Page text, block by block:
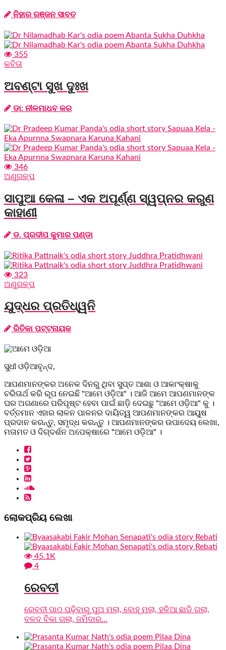
ନିହାର ରଞ୍ଜନ ସାବତ
355
କବିତା
ଅବଣ୍ଟା ସୁଖ ଦୁଃଖ
ଡା: ନୀଳମାଧବ କର
346
ଅଣୁଗଳ୍ପ
ସାପୁଆ କେଳା – ଏକ ଅପୂର୍ଣ୍ଣ ସ୍ୱପ୍ନର କରୁଣ
କାହାଣୀ
ଡ. ପ୍ରଦୀପ କୁମାର ପଣ୍ଡା
323
ଅଣୁଗଳ୍ପ
ଯୁଦ୍ଧର ପ୍ରତିଧ୍ୱନି
ରିତିକା ପଟ୍ଟନାୟକ
ସୁଧୀ ଓଡ଼ିଆବୃନ୍ଦ,
ଆପଣମାନଙ୍କର ଅନେକ ଦିନରୁ ଥିବା ସୁପ୍ତ ଆଶା ଓ ଆକାଂକ୍ଷାକୁ
ଚରିତାର୍ଥ କରି ରୂପ ନେଇଛି "ଆମେ ଓଡ଼ିଆ" । ଆଜି ଆମେ ଆପଣମାନଙ୍କ
ଘର ଅଗଣାରେ ପରିପୃଷ୍ଟ ହେବା ପାଇଁ ଛାଡ଼ି ଦେଇଛୁ "ଆମେ ଓଡ଼ିଆ" କୁ ।
ବର୍ତ୍ତମାନ ଏହାର ଲାଳନ ପାଳନର ଦାୟିତ୍ୱ ଆପଣମାନଙ୍କର ଆୟୁଷ
ପ୍ରଦାନ କରନ୍ତୁ, ସମୃଦ୍ଧ କରନ୍ତୁ । ଆପଣମାନଙ୍କର ଉପାଦେୟ ଲେଖା,
ମତାମତ ଓ ଦିଗ୍ଦର୍ଶନ ଅପେକ୍ଷାରେ "ଆମେ ଓଡ଼ିଆ" ।
ଲୋକପ୍ରିୟ ଲେଖା
45.1K
4
ରେବତୀ
ରେବତୀ ପାଠ ପଢ଼ିବାରୁ ପୁଅ ମଲା, ବୋହୂ ମଲା, ହଳିଆ ଛାଡି ଗଲା,
ବଳଦ ବିକା ଗଲା, ଜମିଦାର...